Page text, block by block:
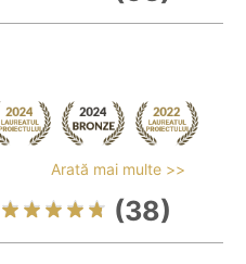
Arată mai multe >>
(38)